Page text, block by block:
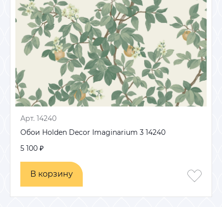
Арт. 14240
Обои Holden Decor Imaginarium 3 14240
5 100 ₽
В корзину
В корзину